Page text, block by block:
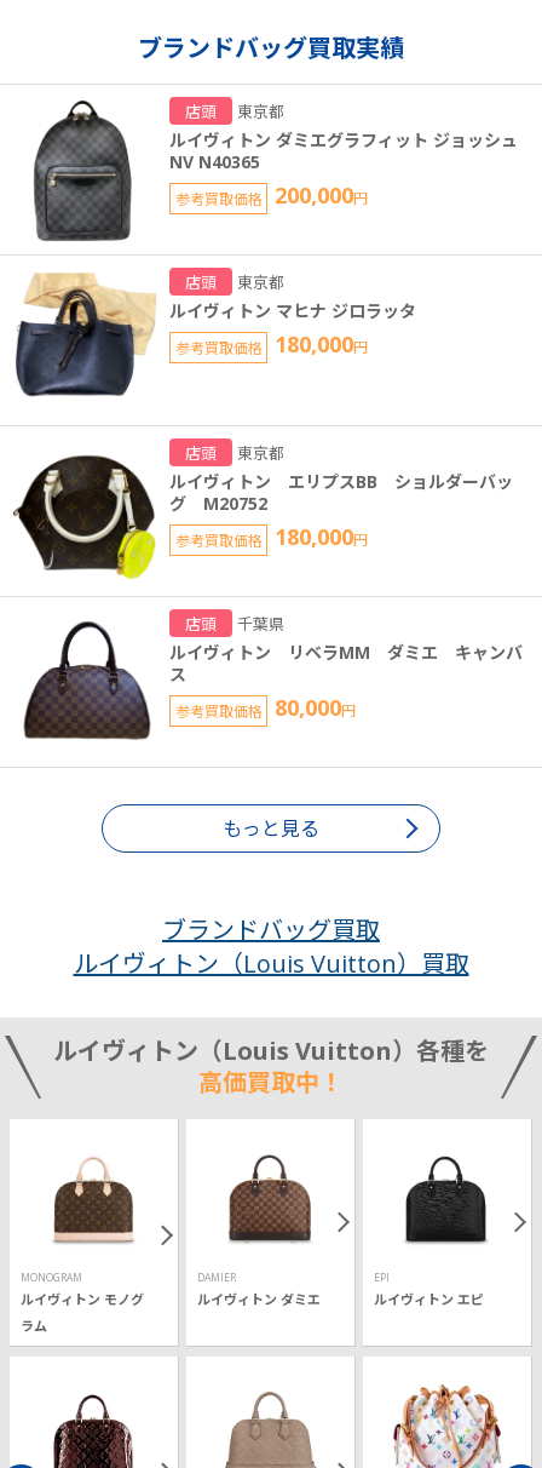
ブランドバッグ買取実績
店頭 東京都
ルイヴィトン ダミエグラフィット ジョッシュ
NV N40365
参考買取価格 200,000円
店頭 東京都
ルイヴィトン マヒナ ジロラッタ
参考買取価格 180,000円
店頭 東京都
ルイヴィトン エリプスBB ショルダーバッ
グ M20752
参考買取価格 180,000円
店頭 千葉県
ルイヴィトン リベラMM ダミエ キャンバ
ス
参考買取価格 80,000円
もっと見る
ブランドバッグ買取
ルイヴィトン（Louis Vuitton）買取
ルイヴィトン（Louis Vuitton）各種を
高価買取中！
MONOGRAM
ルイヴィトン モノグ
ラム
DAMIER
ルイヴィトン ダミエ
EPI
ルイヴィトン エピ